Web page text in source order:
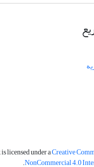
licensed under aCreative
NonCommercial 4.0
.